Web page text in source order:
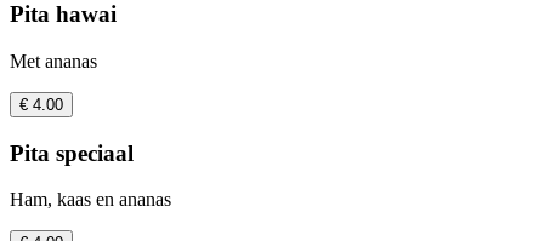
Pita hawai
Met ananas
€ 4.00
Pita speciaal
Ham, kaas en ananas